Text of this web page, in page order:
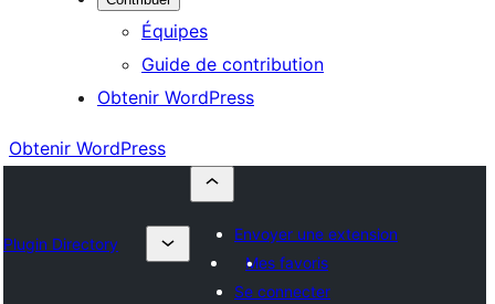
Équipes
Guide de contribution
Obtenir WordPress
Obtenir WordPress
Plugin Directory
Envoyer une extension
Mes favoris
Se connecter